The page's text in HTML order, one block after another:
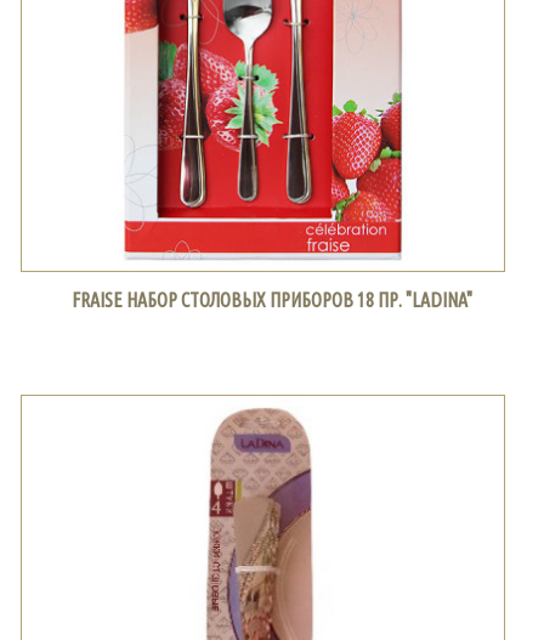
FRAISE НАБОР СТОЛОВЫХ ПРИБОРОВ 18 ПР. "LADINA"